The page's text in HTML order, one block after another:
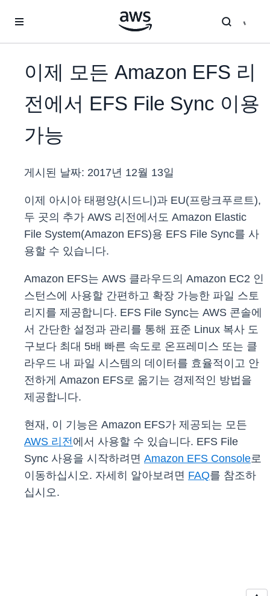
이제 모든 Amazon EFS 리
전에서 EFS File Sync 이용
가능
게시된 날짜: 2017년 12월 13일
이제 아시아 태평양(시드니)과 EU(프랑크푸르트),
두 곳의 추가 AWS 리전에서도 Amazon Elastic
File System(Amazon EFS)용 EFS File Sync를 사
용할 수 있습니다.
Amazon EFS는 AWS 클라우드의 Amazon EC2 인
스턴스에 사용할 간편하고 확장 가능한 파일 스토
리지를 제공합니다. EFS File Sync는 AWS 콘솔에
서 간단한 설정과 관리를 통해 표준 Linux 복사 도
구보다 최대 5배 빠른 속도로 온프레미스 또는 클
라우드 내 파일 시스템의 데이터를 효율적이고 안
전하게 Amazon EFS로 옮기는 경제적인 방법을
제공합니다.
현재, 이 기능은 Amazon EFS가 제공되는 모든
AWS 리전에서 사용할 수 있습니다. EFS File
Sync 사용을 시작하려면 Amazon EFS Console로
이동하십시오. 자세히 알아보려면 FAQ를 참조하
십시오.